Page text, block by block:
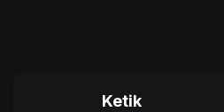
Ketik